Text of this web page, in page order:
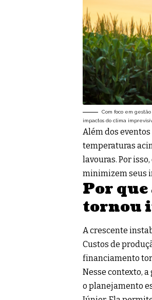
Com foco em
impactos do clima
Além dos
temperaturas
lavouras. Por
minimizem seus
Por que
tornou
A crescente
Custos de
financiamento
Nesse contexto,
o planejamento